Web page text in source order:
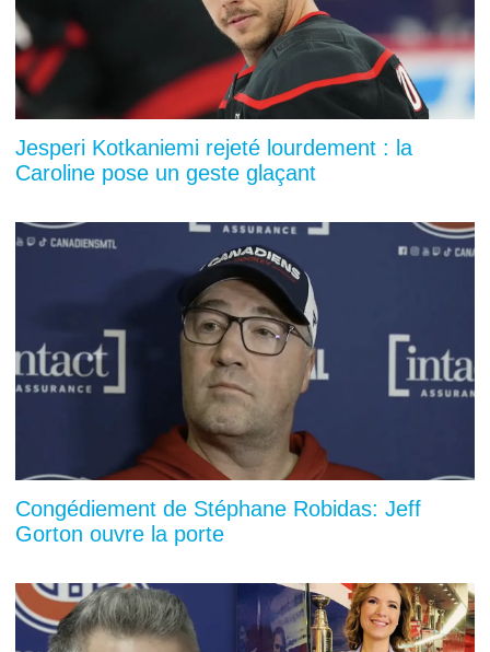
Jesperi Kotkaniemi rejeté lourdement : la
Caroline pose un geste glaçant
Congédiement de Stéphane Robidas: Jeff
Gorton ouvre la porte